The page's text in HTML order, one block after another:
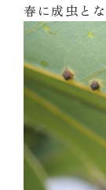
春に成虫と